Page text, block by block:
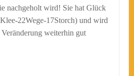
nachgeholt wird! Sie hat Glück
22Wege-17Storch) und wird
weiterhin gut